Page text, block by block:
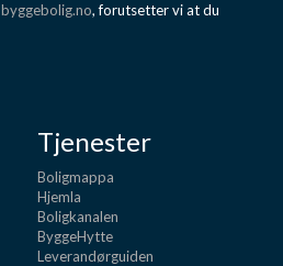
byggebolig.no, forutsetter vi at du
Tjenester
Boligmappa
Hjemla
Boligkanalen
ByggeHytte
Leverandørguiden